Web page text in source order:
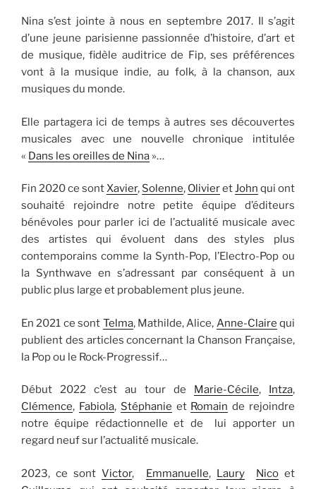
Nina s’est jointe à nous en septembre 2017. Il s’agit
d’une jeune parisienne passionnée d’histoire, d’art et
de musique, fidèle auditrice de Fip, ses préférences
vont à la musique indie, au folk, à la chanson, aux
musiques du monde.
Elle partagera ici de temps à autres ses découvertes
musicales avec une nouvelle chronique intitulée
« Dans les oreilles de Nina »…
Fin 2020 ce sontXavier, Solenne, OlivieretJohn qui ont
souhaité rejoindre notre petite équipe d’éditeurs
bénévoles pour parler ici de l’actualité musicale avec
des artistes qui évoluent dans des styles plus
contemporains comme la Synth-Pop, l’Electro-Pop ou
la Synthwave en s’adressant par conséquent à un
public plus large et probablement plus jeune.
En 2021 ce sont Telma, Mathilde, Alice, Anne-Claire qui
publient des articles concernant la Chanson Française,
la Pop ou le Rock-Progressif…
Début 2022 c’est au tour de Marie-Cécile, Intza,
Clémence, Fabiola, Stéphanie et Romain de rejoindre
notre équipe rédactionnelle et de lui apporter un
regard neuf sur l’actualité musicale.
2023, ce sontVictor, Emmanuelle, Laury Nicoet